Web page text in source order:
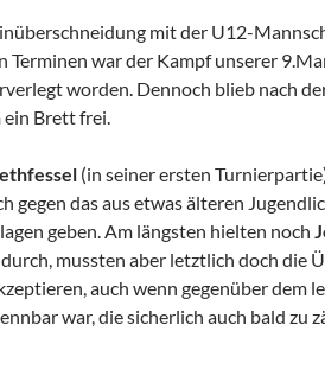
mit der U12-
Terminen war der Kampf unserer
worden. Dennoch blieb nach
ein Brett frei.
(in seiner ersten
gegen das aus etwas älteren
geben. Am längsten hielten noch
durch, mussten aber letztlich doch die
auch wenn gegenüber dem
war, die sicherlich auch bald zu